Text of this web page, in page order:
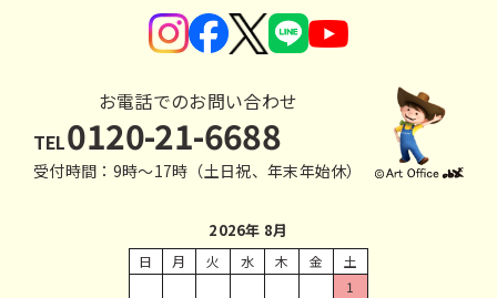
お電話でのお問い合わせ
TEL0120-21-6688
受付時間：9時〜17時（土日祝、年末年始休）
2026年 8月
日 月 火 水 木 金
土
1